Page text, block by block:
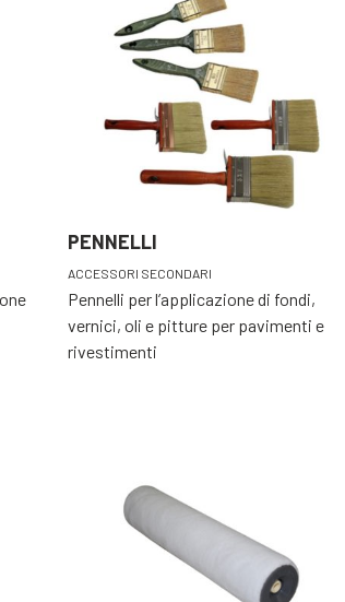
PENNELLI
ACCESSORI SECONDARI
Pennelli per l’applicazione di fondi,
vernici, oli e pitture per pavimenti e
rivestimenti